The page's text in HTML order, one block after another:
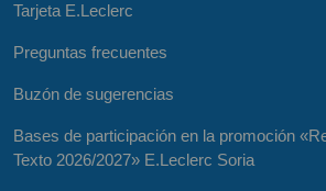
Tarjeta E.Leclerc
Preguntas frecuentes
Buzón de sugerencias
Bases de participación en la promoción
Texto 2026/2027» E.Leclerc Soria